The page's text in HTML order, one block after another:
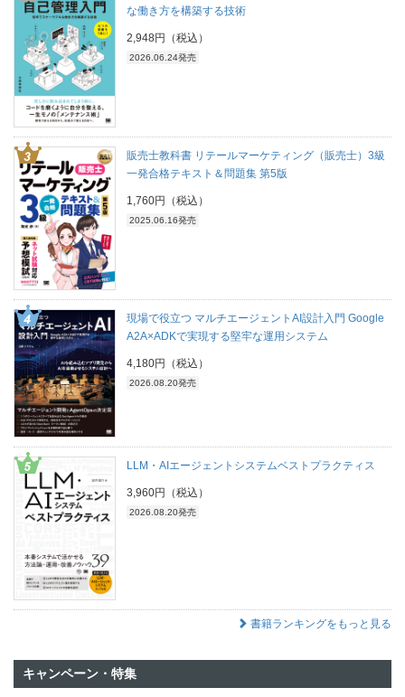
な働き方を構築する技術
2,948円（税込）
2026.06.24発売
販売士教科書 リテールマーケティング（販売士）3級
一発合格テキスト＆問題集 第5版
1,760円（税込）
2025.06.16発売
現場で役立つ マルチエージェントAI設計入門 Google
A2A×ADKで実現する堅牢な運用システム
4,180円（税込）
2026.08.20発売
LLM・AIエージェントシステムベストプラクティス
3,960円（税込）
2026.08.20発売
書籍ランキングをもっと見る
キャンペーン・特集